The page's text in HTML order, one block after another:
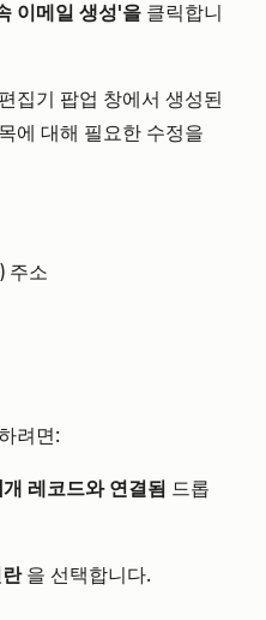
이메일 생성'을 클릭합니
집기 팝업 창에서 생성된
에 대해 필요한 수정을
주소
려면:
레코드와 연결됨 드롭
을 선택합니다.